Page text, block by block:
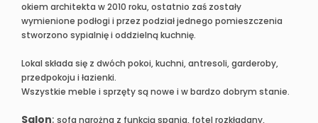
okiem architekta w 2010 roku, ostatnio zaś zostały
wymienione podłogi i przez podział jednego pomieszczenia
stworzono sypialnię i oddzielną kuchnię.
Lokal składa się z dwóch pokoi, kuchni, antresoli, garderoby,
przedpokoju i łazienki.
Wszystkie meble i sprzęty są nowe i w bardzo dobrym stanie.
Salon: sofa narożna z funkcją spania, fotel rozkładany,